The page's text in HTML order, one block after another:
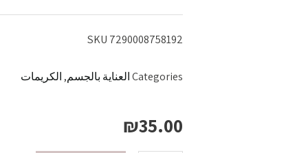
SKU 7290008758192
Categoriesالعناية بالجسم, الكريمات
₪35.00